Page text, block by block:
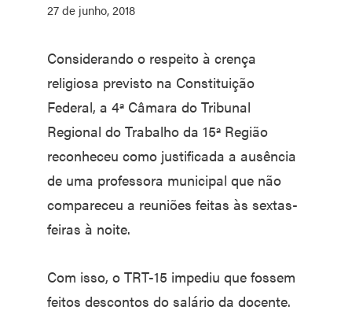
27 de junho, 2018
Considerando o respeito à crença
religiosa previsto na Constituição
Federal, a 4ª Câmara do Tribunal
Regional do Trabalho da 15ª Região
reconheceu como justificada a ausência
de uma professora municipal que não
compareceu a reuniões feitas às sextas-
feiras à noite.
Com isso, o TRT-15 impediu que fossem
feitos descontos do salário da docente.